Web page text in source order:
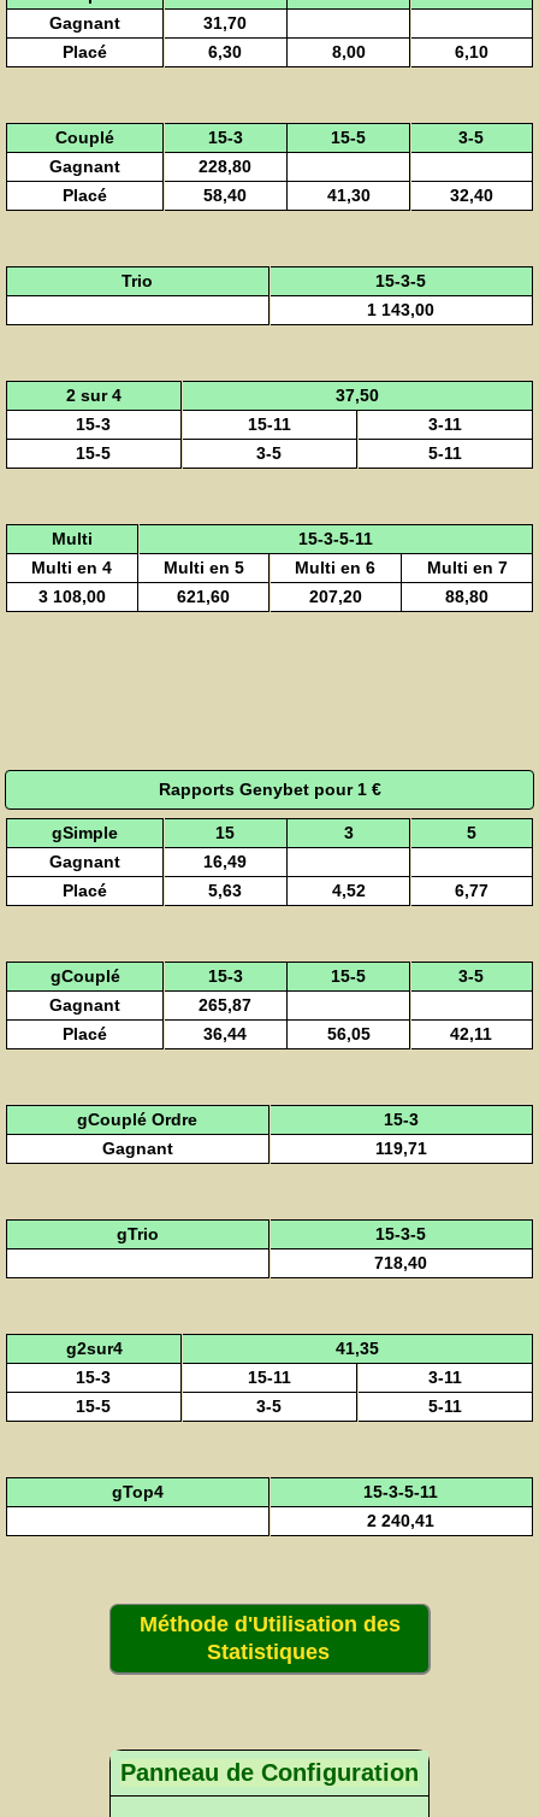
Gagnant
31,70
Placé
6,30 8,00 6,10
Couplé 15-3 15-5
3-5
Gagnant
228,80
Placé
58,40 41,30 32,40
Trio
15-3-5
1 143,00
2 sur 4
37,50
15-3
15-11
3-11
15-5
3-5 5-11
Multi
15-3-5-11
Multi en 4
Multi en 5 Multi en 6
Multi en 7
3 108,00
621,60 207,20 88,80
Rapports Genybet pour 1 €
gSimple 15 3
5
Gagnant
16,49
Placé
5,63 4,52 6,77
gCouplé 15-3 15-5
3-5
Gagnant
265,87
Placé
36,44 56,05 42,11
gCouplé Ordre
15-3
Gagnant
119,71
gTrio
15-3-5
718,40
g2sur4
41,35
15-3
15-11
3-11
15-5
3-5 5-11
gTop4
15-3-5-11
2 240,41
Méthode d'Utilisation des
Statistiques
Panneau de Configuration